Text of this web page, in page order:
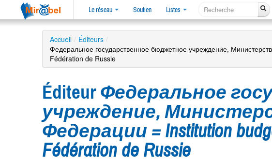
Le réseau Soutien Listes
Accueil / Éditeurs /
Федеральное государственное бюджетное учреждение,
Fédération de Russie
Éditeur Федеральное
учреждение,
Федерации = Institution
Fédération de Russie